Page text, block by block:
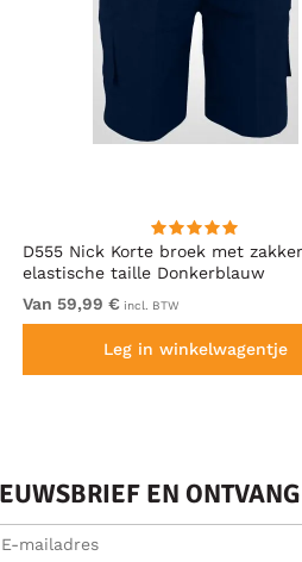
D555 Nick Korte broek met
elastische taille Donkerblauw
Van 59,99 € incl. BTW
Leg in winkelwagentje
EN